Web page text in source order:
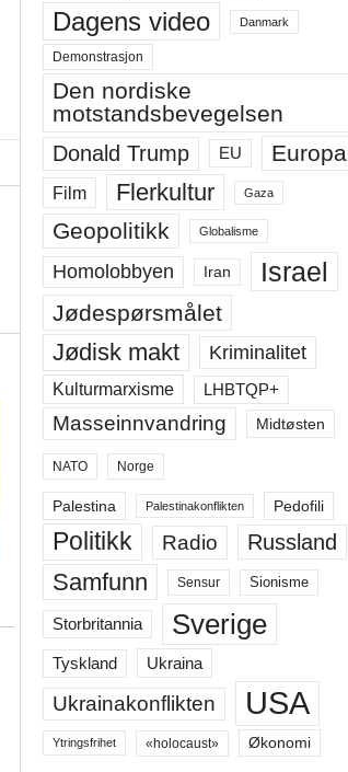
Dagens video Danmark
Demonstrasjon
Den nordiske
motstandsbevegelsen
Donald Trump EU Europa
Film Flerkultur Gaza
Geopolitikk Globalisme
Homolobbyen Iran Israel
Jødespørsmålet
Jødisk makt Kriminalitet
Kulturmarxisme LHBTQP+
Masseinnvandring Midtøsten
NATO Norge
Palestina Palestinakonflikten Pedofili
Politikk Radio Russland
Samfunn Sensur Sionisme
Storbritannia Sverige
Tyskland Ukraina
Ukrainakonflikten USA
Ytringsfrihet «holocaust» Økonomi